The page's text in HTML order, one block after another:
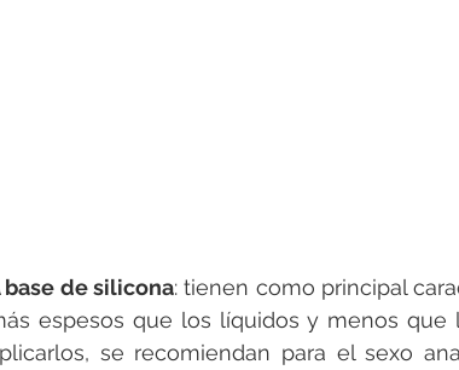
base de silicona: tienen como principal
espesos que los líquidos y menos
se recomiendan para el sexo